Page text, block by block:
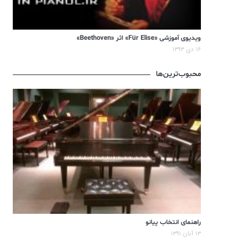
ویدیوی آموزشی «Für Elise» اثر «Beethoven»
۱۶ دی ۱۳۹۳
محبوب‌ترین‌ها
راهنمای انتخاب پیانو
۱۳ آبان ۱۳۹۱